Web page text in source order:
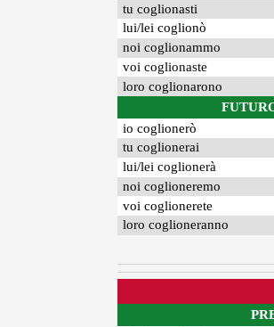
tu coglionasti
lui/lei coglionò
noi coglionammo
voi coglionaste
loro coglionarono
io coglionerò
tu coglionerai
lui/lei coglionerà
noi coglioneremo
voi coglionerete
loro coglioneranno